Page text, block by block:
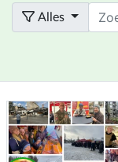
Alles Term